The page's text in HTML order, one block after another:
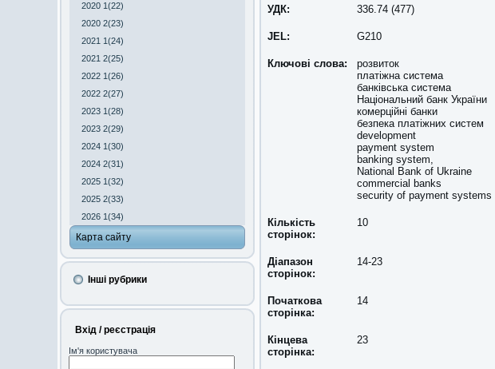
2020 1(22)
2020 2(23)
2021 1(24)
2021 2(25)
2022 1(26)
2022 2(27)
2023 1(28)
2023 2(29)
2024 1(30)
2024 2(31)
2025 1(32)
2025 2(33)
2026 1(34)
Карта сайту
Інші рубрики
Вхід / реєстрація
Ім'я користувача
УДК:
336.74 (477)
JEL: G210
Ключові слова:
розвиток
платіжна система
банківська система
Національний банк України
комерційні банки
безпека платіжних систем
development
payment system
banking system,
National Bank of Ukraine
commercial banks
security of payment systems
Кількість
сторінок:
10
Діапазон
сторінок:
14-23
Початкова
сторінка:
14
Кінцева
сторінка:
23